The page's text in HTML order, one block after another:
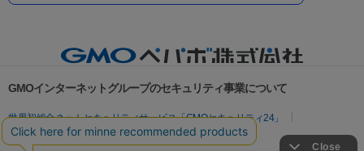
GMOインターネットグループのセキュリティ事業について
世界初総合ネットセキュリティサービス「GMOセキュリティ24」
パスワード漏洩診断
Webサイトリスク診断